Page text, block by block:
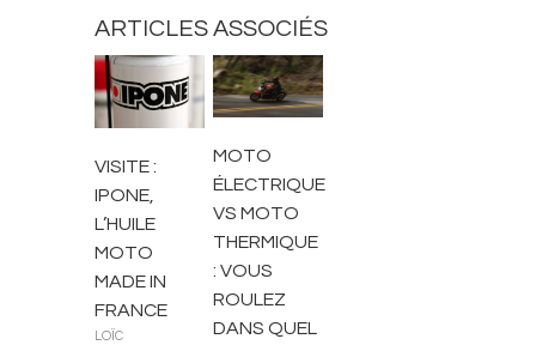
ARTICLES ASSOCIÉS
ACTUALITÉS
VISITE :
IPONE,
L’HUILE
MOTO
MADE IN
FRANCE
LOÏC
ACTUALITÉS
MOTO
ÉLECTRIQUE
VS MOTO
THERMIQUE
: VOUS
ROULEZ
DANS QUEL